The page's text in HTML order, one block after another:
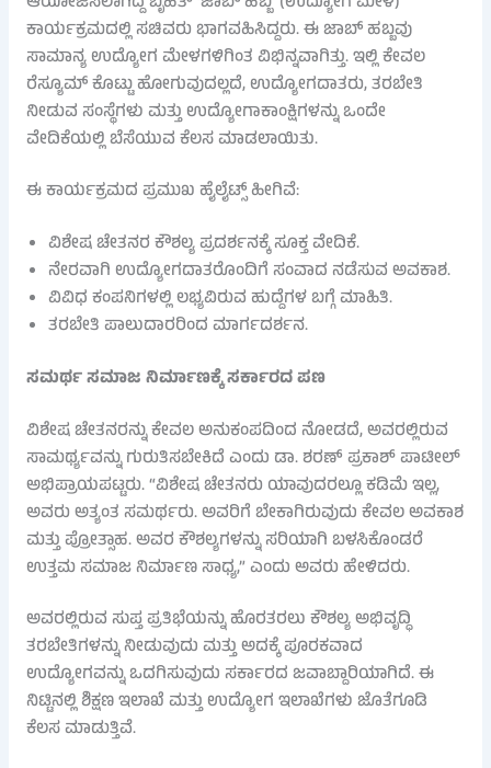
ಕಾರ್ಯಕ್ರಮದಲ್ಲಿ ಸಚಿವರು ಭಾಗವಹಿಸಿದ್ದರು. ಈ ಜಾಬ್ ಹಬ್ಬವು
ಸಾಮಾನ್ಯ ಉದ್ಯೋಗ ಮೇಳಗಳಿಗಿಂತ ವಿಭಿನ್ನವಾಗಿತ್ತು. ಇಲ್ಲಿ ಕೇವಲ
ರೆಸ್ಯೂಮ್ ಕೊಟ್ಟು ಹೋಗುವುದಲ್ಲದೆ, ಉದ್ಯೋಗದಾತರು, ತರಬೇತಿ
ನೀಡುವ ಸಂಸ್ಥೆಗಳು ಮತ್ತು ಉದ್ಯೋಗಾಕಾಂಕ್ಷಿಗಳನ್ನು ಒಂದೇ
ವೇದಿಕೆಯಲ್ಲಿ ಬೆಸೆಯುವ ಕೆಲಸ ಮಾಡಲಾಯಿತು.
ಈ ಕಾರ್ಯಕ್ರಮದ ಪ್ರಮುಖ ಹೈಲೈಟ್ಸ್ ಹೀಗಿವೆ:
ವಿಶೇಷ ಚೇತನರ ಕೌಶಲ್ಯ ಪ್ರದರ್ಶನಕ್ಕೆ ಸೂಕ್ತ ವೇದಿಕೆ.
ನೇರವಾಗಿ ಉದ್ಯೋಗದಾತರೊಂದಿಗೆ ಸಂವಾದ ನಡೆಸುವ ಅವಕಾಶ.
ವಿವಿಧ ಕಂಪನಿಗಳಲ್ಲಿ ಲಭ್ಯವಿರುವ ಹುದ್ದೆಗಳ ಬಗ್ಗೆ ಮಾಹಿತಿ.
ತರಬೇತಿ ಪಾಲುದಾರರಿಂದ ಮಾರ್ಗದರ್ಶನ.
ಸಮರ್ಥ ಸಮಾಜ ನಿರ್ಮಾಣಕ್ಕೆ ಸರ್ಕಾರದ ಪಣ
ವಿಶೇಷ ಚೇತನರನ್ನು ಕೇವಲ ಅನುಕಂಪದಿಂದ ನೋಡದೆ, ಅವರಲ್ಲಿರುವ
ಸಾಮರ್ಥ್ಯವನ್ನು ಗುರುತಿಸಬೇಕಿದೆ ಎಂದು ಡಾ. ಶರಣ್ ಪ್ರಕಾಶ್ ಪಾಟೀಲ್
ಅಭಿಪ್ರಾಯಪಟ್ಟರು. “ವಿಶೇಷ ಚೇತನರು ಯಾವುದರಲ್ಲೂ ಕಡಿಮೆ ಇಲ್ಲ,
ಅವರು ಅತ್ಯಂತ ಸಮರ್ಥರು. ಅವರಿಗೆ ಬೇಕಾಗಿರುವುದು ಕೇವಲ ಅವಕಾಶ
ಮತ್ತು ಪ್ರೋತ್ಸಾಹ. ಅವರ ಕೌಶಲ್ಯಗಳನ್ನು ಸರಿಯಾಗಿ ಬಳಸಿಕೊಂಡರೆ
ಉತ್ತಮ ಸಮಾಜ ನಿರ್ಮಾಣ ಸಾಧ್ಯ,” ಎಂದು ಅವರು ಹೇಳಿದರು.
ಅವರಲ್ಲಿರುವ ಸುಪ್ತ ಪ್ರತಿಭೆಯನ್ನು ಹೊರತರಲು ಕೌಶಲ್ಯ ಅಭಿವೃದ್ಧಿ
ತರಬೇತಿಗಳನ್ನು ನೀಡುವುದು ಮತ್ತು ಅದಕ್ಕೆ ಪೂರಕವಾದ
ಉದ್ಯೋಗವನ್ನು ಒದಗಿಸುವುದು ಸರ್ಕಾರದ ಜವಾಬ್ದಾರಿಯಾಗಿದೆ. ಈ
ನಿಟ್ಟಿನಲ್ಲಿ ಶಿಕ್ಷಣ ಇಲಾಖೆ ಮತ್ತು ಉದ್ಯೋಗ ಇಲಾಖೆಗಳು ಜೊತೆಗೂಡಿ
ಕೆಲಸ ಮಾಡುತ್ತಿವೆ.